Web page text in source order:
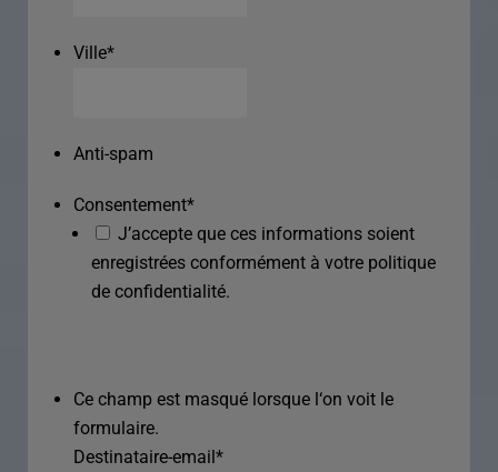
Ville*
Anti-spam
Consentement*
J’accepte que ces informations soient
enregistrées conformément à votre politique
de confidentialité.
Ce champ est masqué lorsque l‘on voit le
formulaire.
Destinataire-email*